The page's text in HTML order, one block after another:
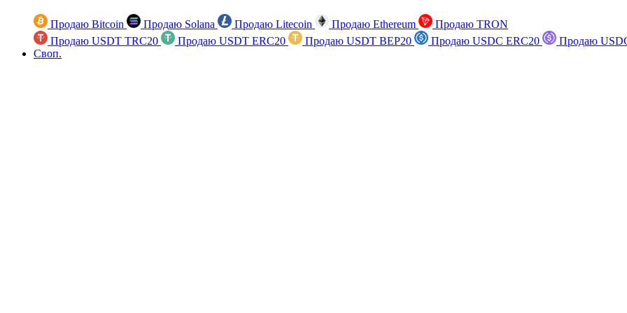
Продаю Bitcoin Продаю Solana Продаю Litecoin Продаю Ethereum
Продаю TRON
Продаю USDT TRC20
Продаю USDT ERC20 Продаю USDT BEP20 Продаю USDC ERC20
Продаю
Своп.